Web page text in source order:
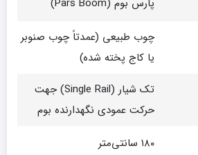
پارس بوم (Pars Boom)
چوب طبیعی (عمدتاً چوب صنوبر
یا کاج پخته شده)
تک شیار (Single Rail) جهت
حرکت عمودی نگهدارنده بوم
۱۸۰ سانتی‌متر